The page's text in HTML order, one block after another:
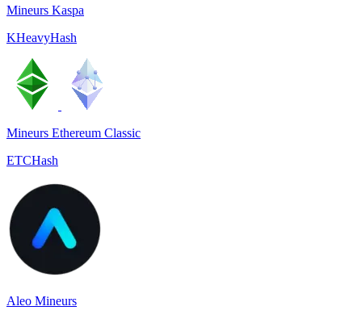
Mineurs Kaspa
KHeavyHash
Mineurs Ethereum Classic
ETCHash
Aleo Mineurs